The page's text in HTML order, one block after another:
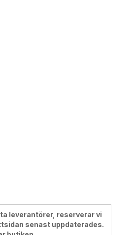
leverantörer, reserverar vi
senast uppdaterades.